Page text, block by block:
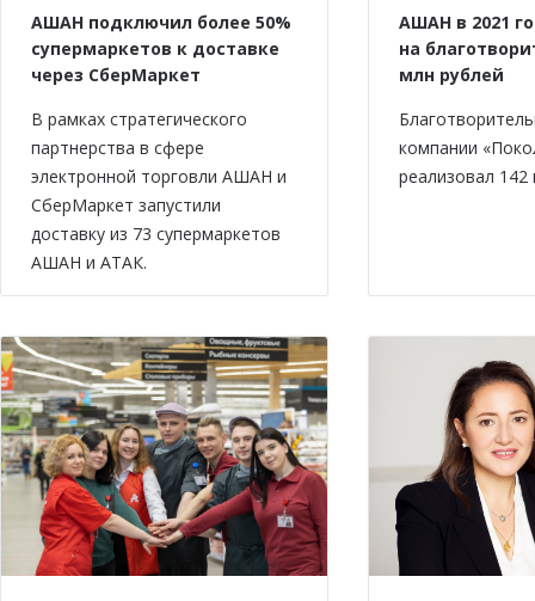
АШАН подключил более 50%
супермаркетов к доставке
через СберМаркет
В рамках стратегического
партнерства в сфере
электронной торговли АШАН и
СберМаркет запустили
доставку из 73 супермаркетов
АШАН и АТАК.
АШАН в 2021
на
млн рублей
компании
реализовал 142